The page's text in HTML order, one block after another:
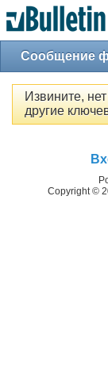
Сообщение
Извините,
другие
Copyright ©